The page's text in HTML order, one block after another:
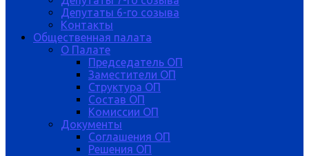
Депутаты 6-го созыва
Контакты
Общественная палата
О Палате
Председатель ОП
Заместители ОП
Структура ОП
Состав ОП
Комиссии ОП
Документы
Соглашения ОП
Решения ОП